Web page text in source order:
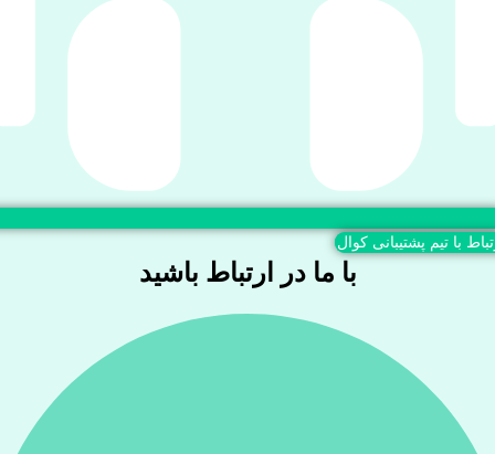
با تیم پشتیبانی کوال
با ما در ارتباط باشید